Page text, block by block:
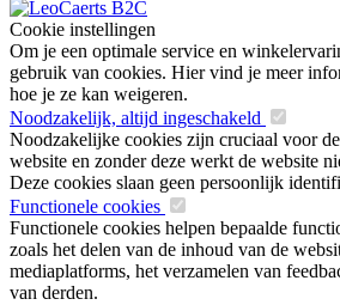
Cookie instellingen
Om je een optimale service en
gebruik van cookies. Hier vind je meer
hoe je ze kan weigeren.
Noodzakelijk, altijd ingeschakeld
Noodzakelijke cookies zijn cruciaal voor
website en zonder deze werkt de website
Deze cookies slaan geen persoonlijk
Functionele cookies
Functionele cookies helpen bepaalde
zoals het delen van de inhoud van de
mediaplatforms, het verzamelen van
van derden.